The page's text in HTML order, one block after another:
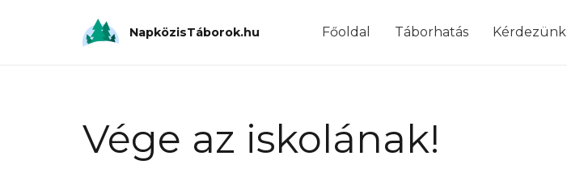
NapközisTáborok.hu Főoldal Táborhatás Kérdezünk
Vége az iskolának!